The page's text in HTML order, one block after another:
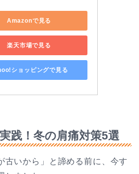
Amazonで見る
楽天市場で見る
ショッピングで見る
践！冬の肩痛対策5選
古いから」と諦める前に、今す